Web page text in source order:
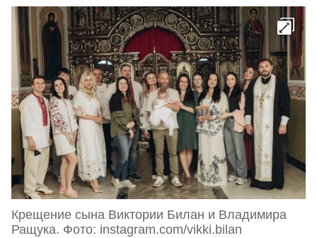
Крещение сына Виктории Билан и Владимира
Ращука. Фото: instagram.com/vikki.bilan